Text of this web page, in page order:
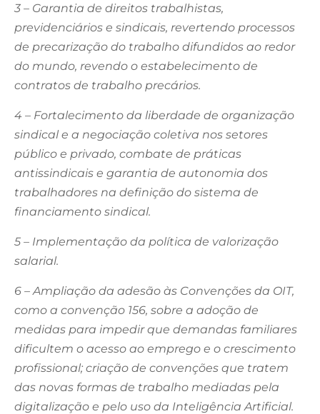
3 – Garantia de direitos trabalhistas,
previdenciários e sindicais, revertendo processos
de precarização do trabalho difundidos ao redor
do mundo, revendo o estabelecimento de
contratos de trabalho precários.
4 – Fortalecimento da liberdade de organização
sindical e a negociação coletiva nos setores
público e privado, combate de práticas
antissindicais e garantia de autonomia dos
trabalhadores na definição do sistema de
financiamento sindical.
5 – Implementação da política de valorização
salarial.
6 – Ampliação da adesão às Convenções da OIT,
como a convenção 156, sobre a adoção de
medidas para impedir que demandas familiares
dificultem o acesso ao emprego e o crescimento
profissional; criação de convenções que tratem
das novas formas de trabalho mediadas pela
digitalização e pelo uso da Inteligência Artificial.